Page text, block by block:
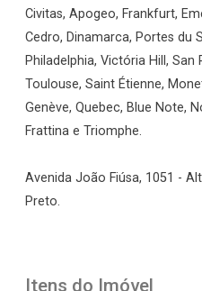
Civitas, Apogeo, Frankfurt,
Cedro, Dinamarca, Portes du
Philadelphia, Victória Hill,
Toulouse, Saint Étienne,
Genève, Quebec, Blue Note,
Frattina e Triomphe.
Avenida João Fiúsa, 1051 -
Preto.
Itens do Imóvel